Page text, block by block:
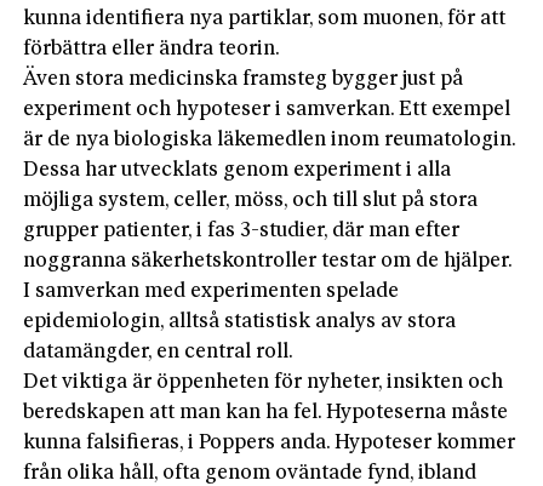
kunna identifiera nya partiklar, som muonen, för att
förbättra eller ändra teorin.
Även stora medicinska framsteg bygger just på
experiment och hypoteser i samverkan. Ett exempel
är de nya biologiska läkemedlen inom reumatologin.
Dessa har utvecklats genom experiment i alla
möjliga system, celler, möss, och till slut på stora
grupper patienter, i fas 3-studier, där man efter
noggranna säkerhetskontroller testar om de hjälper.
I samverkan med experimenten spelade
epidemiologin, alltså statistisk analys av stora
datamängder, en central roll.
Det viktiga är öppenheten för nyheter, insikten och
beredskapen att man kan ha fel. Hypoteserna måste
kunna falsifieras, i Poppers anda. Hypoteser kommer
från olika håll, ofta genom oväntade fynd, ibland